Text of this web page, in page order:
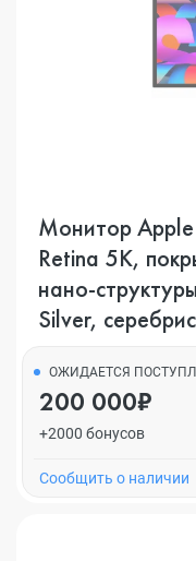
Монитор Apple
Retina 5K,
нано-
Silver,
ОЖИДАЕТСЯ
200 000₽
+2000 бонусов
Cообщить о наличии